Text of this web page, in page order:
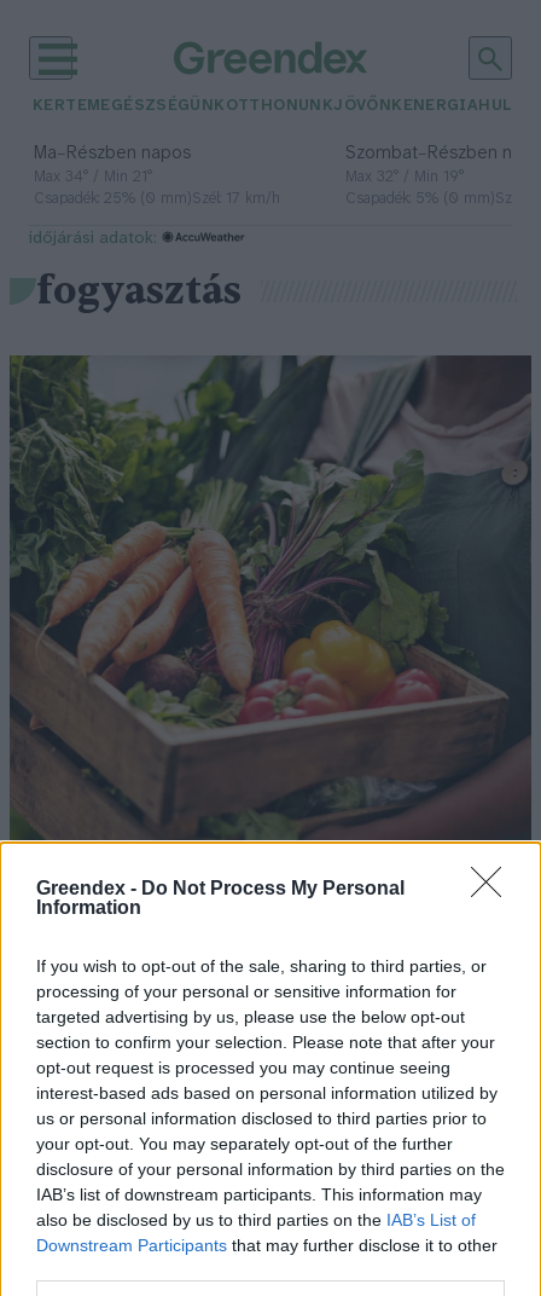
Greendex - Do Not Process My Personal
Information
If you wish to opt-out of the sale, sharing to third parties, or
processing of your personal or sensitive information for
targeted advertising by us, please use the below opt-out
section to confirm your selection. Please note that after your
opt-out request is processed you may continue seeing
interest-based ads based on personal information utilized by
us or personal information disclosed to third parties prior to
your opt-out. You may separately opt-out of the further
disclosure of your personal information by third parties on the
IAB’s list of downstream participants. This information may
also be disclosed by us to third parties on the IAB’s List of
Downstream Participants that may further disclose it to other
KERTEM EGÉSZSÉGÜNK OTTHONUNKJÖVŐNK ENERGIA
Ma– Részben napos
Max 34° / Min 21°
Csapadék: 25% (0 mm)Szél: 17 km/h
Szombat– Részben
Max 32° / Min 19°
Csapadék: 5% (0 mm)Szél:
időjárási adatok:
fogyasztás
Fenntartható fogyasztás –
Greendex
Sajtok nyomában: Mit esznek a
magyarok?
Lonkay Márta
Végéhez közelít az eldobhatóságra
épülő fogyasztói kultúra?